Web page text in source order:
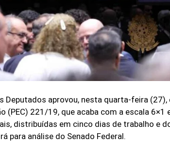
Deputados aprovou, nesta quarta-feira
(PEC) 221/19, que acaba com a escala 6×1
distribuídas em cinco dias de trabalho e
para análise do Senado Federal.